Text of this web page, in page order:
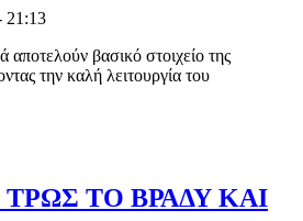
21:13
αποτελούν βασικό στοιχείο της
την καλή λειτουργία του
ΤΡΩΣ ΤΟ ΒΡΑΔΥ ΚΑΙ